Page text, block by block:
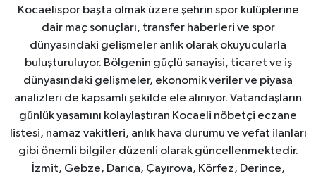
Kocaelispor başta olmak üzere şehrin spor kulüplerine
dair maç sonuçları, transfer haberleri ve spor
dünyasındaki gelişmeler anlık olarak okuyucularla
buluşturuluyor. Bölgenin güçlü sanayisi, ticaret ve iş
dünyasındaki gelişmeler, ekonomik veriler ve piyasa
analizleri de kapsamlı şekilde ele alınıyor. Vatandaşların
günlük yaşamını kolaylaştıran Kocaeli nöbetçi eczane
listesi, namaz vakitleri, anlık hava durumu ve vefat ilanları
gibi önemli bilgiler düzenli olarak güncellenmektedir.
İzmit, Gebze, Darıca, Çayırova, Körfez, Derince,